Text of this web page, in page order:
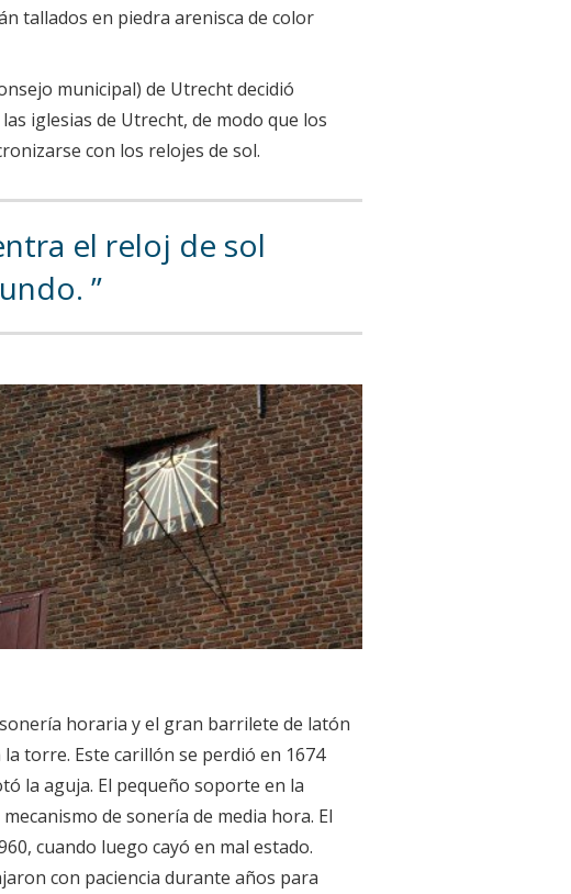
tallados en piedra arenisca de color
municipal) de Utrecht decidió
iglesias de Utrecht, de modo que los
con los relojes de sol.
el reloj de sol
horaria y el gran barrilete de latón
torre. Este carillón se perdió en 1674
la aguja. El pequeño soporte en la
de sonería de media hora. El
cuando luego cayó en mal estado.
con paciencia durante años para